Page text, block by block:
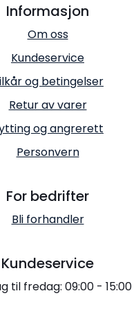
Informasjon
Om oss
Kundeservice
og betingelser
Retur av varer
og angrerett
Personvern
For bedrifter
Bli forhandler
Kundeservice
til fredag: 09:00 - 15:00